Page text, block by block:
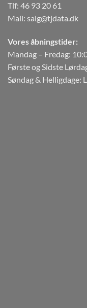
Tlf: 46 93 20 61
Mail: salg@tjdata.dk
Vores åbningstider:
Mandag – Fredag:
Første og Sidste
Søndag & Helligdage: